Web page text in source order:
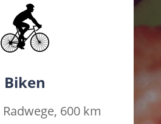
Biken
600 km